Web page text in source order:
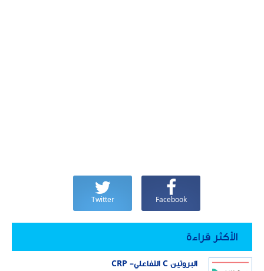
Facebook
Twitter
الأكثر قراءة
البروتين C التفاعلي- CRP